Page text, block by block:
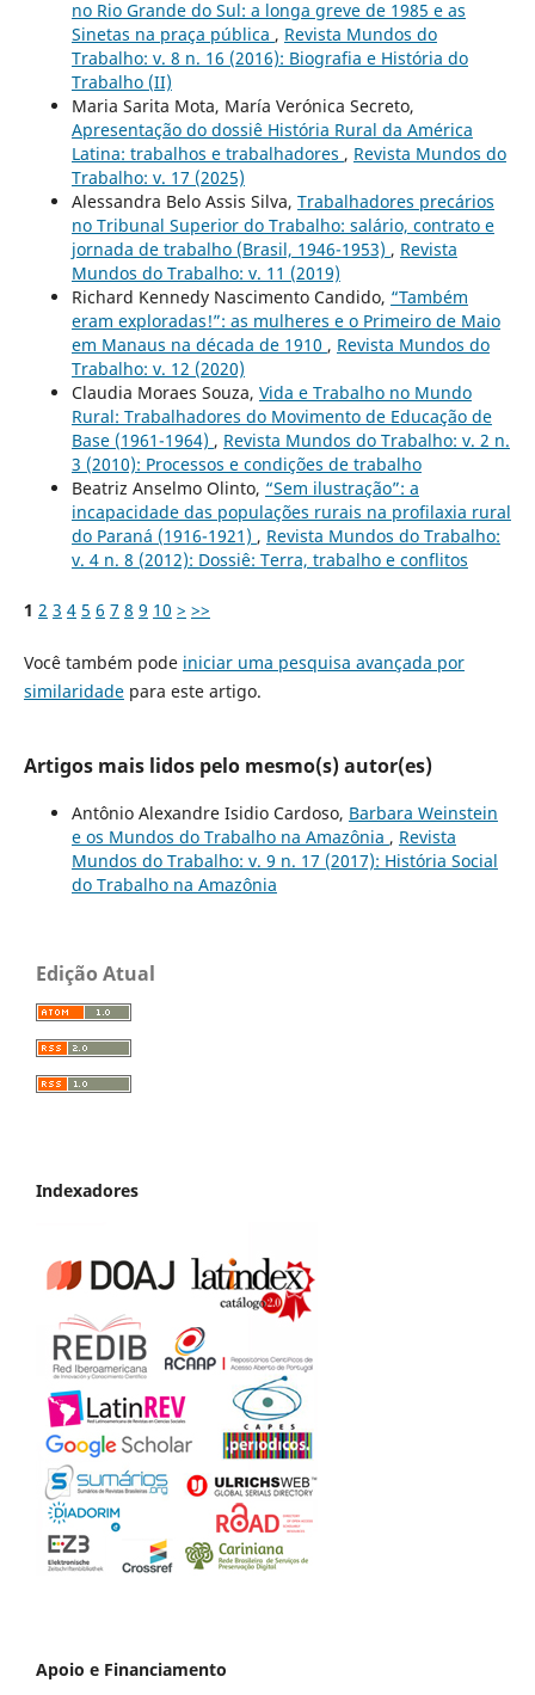
no Rio Grande do Sul: a longa greve de 1985 e as
Sinetas na praça pública , Revista Mundos do
Trabalho: v. 8 n. 16 (2016): Biografia e História do
Trabalho (II)
Maria Sarita Mota, María Verónica Secreto,
Apresentação do dossiê História Rural da América
Latina: trabalhos e trabalhadores , Revista Mundos do
Trabalho: v. 17 (2025)
Alessandra Belo Assis Silva, Trabalhadores precários
no Tribunal Superior do Trabalho: salário, contrato e
jornada de trabalho (Brasil, 1946-1953) , Revista
Mundos do Trabalho: v. 11 (2019)
Richard Kennedy Nascimento Candido, “Também
eram exploradas!”: as mulheres e o Primeiro de Maio
em Manaus na década de 1910 , Revista Mundos do
Trabalho: v. 12 (2020)
Claudia Moraes Souza, Vida e Trabalho no Mundo
Rural: Trabalhadores do Movimento de Educação de
Base (1961-1964) , Revista Mundos do Trabalho: v. 2 n.
3 (2010): Processos e condições de trabalho
Beatriz Anselmo Olinto, “Sem ilustração”: a
incapacidade das populações rurais na profilaxia rural
do Paraná (1916-1921) , Revista Mundos do Trabalho:
v. 4 n. 8 (2012): Dossiê: Terra, trabalho e conflitos
1 2 3 4 5 6 7 8 9 10 > >>
Você também pode iniciar uma pesquisa avançada por
similaridadepara este artigo.
Artigos mais lidos pelo mesmo(s) autor(es)
Antônio Alexandre Isidio Cardoso, Barbara Weinstein
e os Mundos do Trabalho na Amazônia , Revista
Mundos do Trabalho: v. 9 n. 17 (2017): História Social
do Trabalho na Amazônia
Edição Atual
Indexadores
Apoio e Financiamento